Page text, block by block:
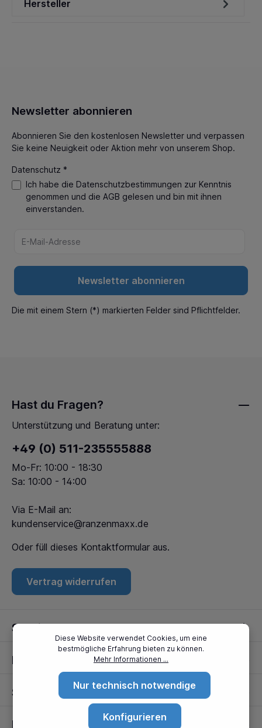
Hersteller
Newsletter abonnieren
Abonnieren Sie den kostenlosen Newsletter und verpassen
Sie keine Neuigkeit oder Aktion mehr von unserem Shop.
Datenschutz *
Ich habe die Datenschutzbestimmungen zur Kenntnis
genommen und die AGB gelesen und bin mit ihnen
einverstanden.
Newsletter abonnieren
Die mit einem Stern (*) markierten Felder sind Pflichtfelder.
Partner
Standorte
Hast du Fragen?
Unterstützung und Beratung unter:
+49 (0) 511-235555888
Mo-Fr: 10:00 - 18:30
Sa: 10:00 - 14:00
Via E-Mail an:
kundenservice@ranzenmaxx.de
Oder füll dieses Kontaktformular aus.
Vertrag widerrufen
Service
Informationen
Diese Website verwendet Cookies, um eine
bestmögliche Erfahrung bieten zu können.
Mehr Informationen ...
Nur technisch notwendige
Konfigurieren